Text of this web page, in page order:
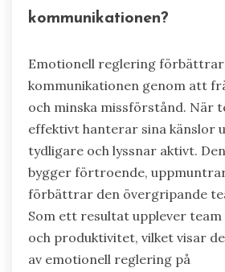
kommunikationen?
Emotionell reglering förbättrar
kommunikationen genom att
och minska missförstånd. När
effektivt hanterar sina känslor
tydligare och lyssnar aktivt.
bygger förtroende,
förbättrar den övergripande
Som ett resultat upplever
och produktivitet, vilket visar
av emotionell reglering på